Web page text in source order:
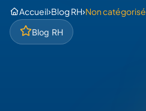
Accueil›Blog RH›Non catégorisé
Blog RH